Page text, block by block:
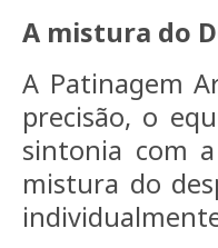
A mistura do
A Patinagem
precisão, o
sintonia com
mistura do